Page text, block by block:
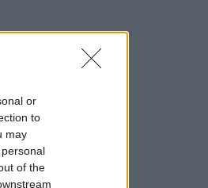
or
to
may
of the